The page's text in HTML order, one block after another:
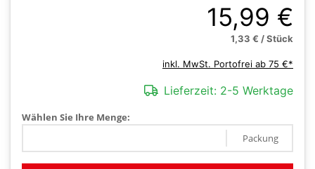
15,99 €
1,33 € / Stück
inkl. MwSt. Portofrei ab 75 €*
Lieferzeit: 2-5 Werktage
Wählen Sie Ihre Menge:
Packung